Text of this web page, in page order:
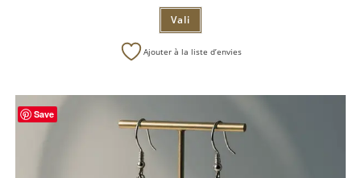
Vali
Ajouter à la liste d’envies
Save